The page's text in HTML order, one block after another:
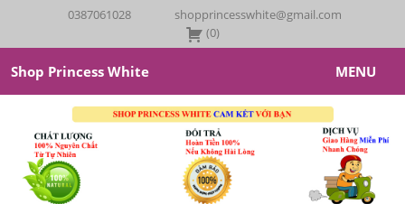
0387061028
shopprincesswhite@gmail.com
(0)
Shop Princess White MENU
Princess White
Giới Thiệu